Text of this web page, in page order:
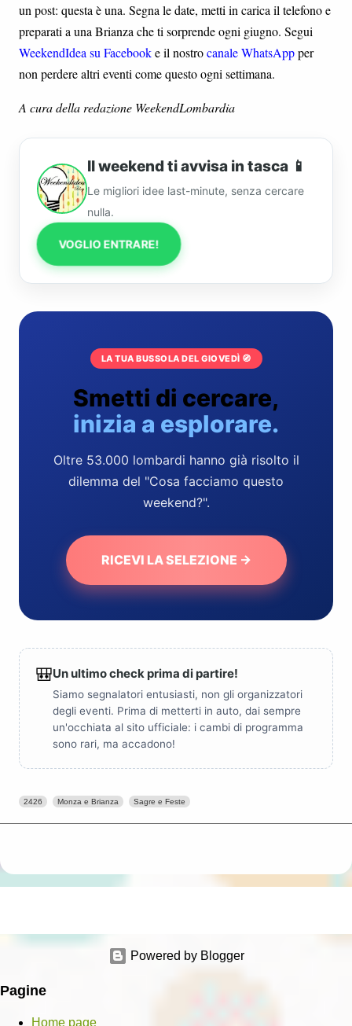
un post: questa è una. Segna le date, metti in carica il telefono e
preparati a una Brianza che ti sorprende ogni giugno. Segui
WeekendIdea su Facebooke il nostrocanale WhatsAppper
non perdere altri eventi come questo ogni settimana.
A cura della redazione WeekendLombardia
Il weekend ti avvisa in tasca 📱
Le migliori idee last-minute, senza cercare
nulla.
VOGLIO ENTRARE!
LA TUA BUSSOLA DEL GIOVEDÌ 🧭
Smetti di cercare,
inizia a esplorare.
Oltre 53.000 lombardi hanno già risolto il
dilemma del "Cosa facciamo questo
weekend?".
RICEVI LA SELEZIONE →
🎒Un ultimo check prima di partire!
Siamo segnalatori entusiasti, non gli organizzatori
degli eventi. Prima di metterti in auto, dai sempre
un'occhiata al sito ufficiale: i cambi di programma
sono rari, ma accadono!
2426 Monza e Brianza Sagre e Feste
Powered by Blogger
Pagine
Home page